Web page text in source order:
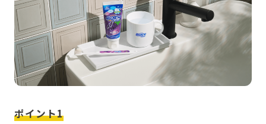
ポイント1